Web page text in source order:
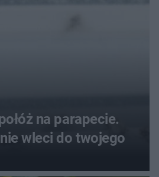
na parapecie.
wleci do twojego